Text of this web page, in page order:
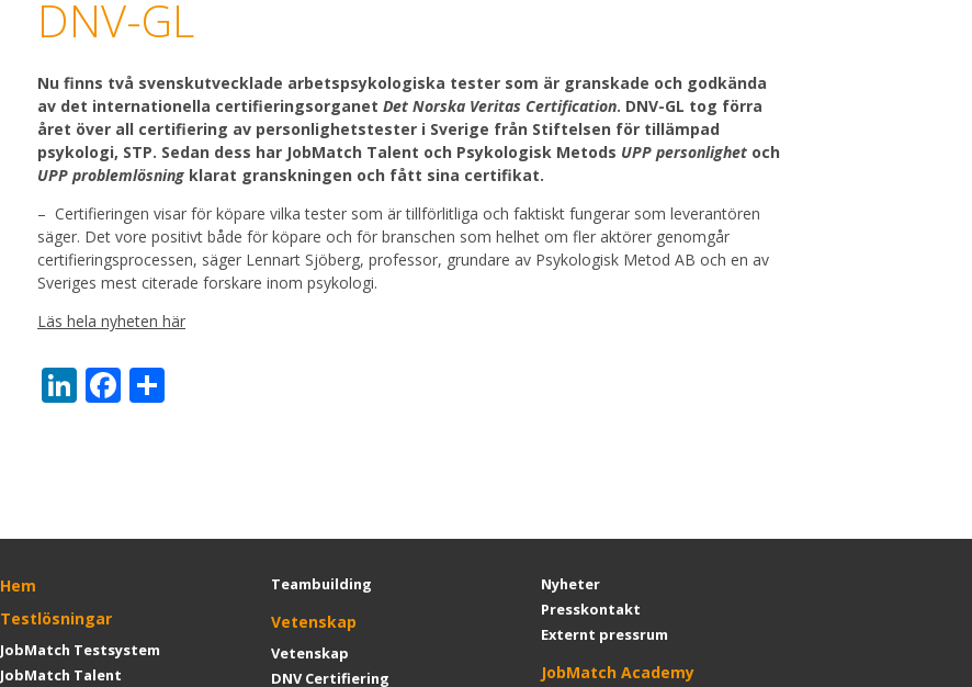
DNV-GL
Nu finns två svenskutvecklade arbetspsykologiska tester som är granskade och godkända
av det internationella certifieringsorganet Det Norska Veritas Certification. DNV-GL tog förra
året över all certifiering av personlighetstester i Sverige från Stiftelsen för tillämpad
psykologi, STP. Sedan dess har JobMatch Talent och Psykologisk Metods UPP personlighet och
UPP problemlösning klarat granskningen och fått sina certifikat.
– Certifieringen visar för köpare vilka tester som är tillförlitliga och faktiskt fungerar som leverantören
säger. Det vore positivt både för köpare och för branschen som helhet om fler aktörer genomgår
certifieringsprocessen, säger Lennart Sjöberg, professor, grundare av Psykologisk Metod AB och en av
Sveriges mest citerade forskare inom psykologi.
Läs hela nyheten här
LinkedIn
Facebook
Hem
Testlösningar
JobMatch Testsystem
JobMatch Talent
Teambuilding
Vetenskap
Vetenskap
DNV Certifiering
Nyheter
Presskontakt
Externt pressrum
JobMatch Academy